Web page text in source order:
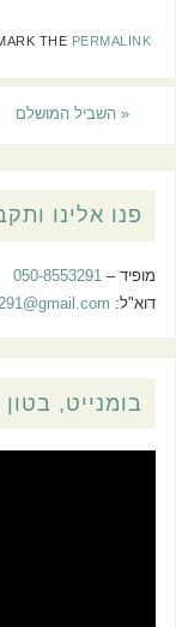
THE PERMALINK
«השביל המושלם
פנו אלינו
מופיד –050-8553291
דוא"ל:
בומנייט,